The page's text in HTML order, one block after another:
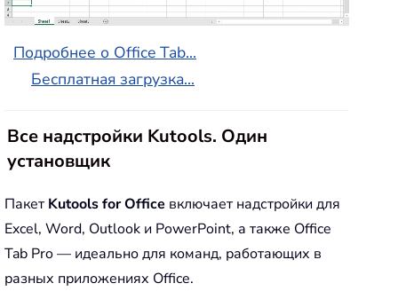
Подробнее о Office Tab...
Бесплатная загрузка...
Все надстройки Kutools. Один
установщик
Пакет Kutools for Office включает надстройки для
Excel, Word, Outlook и PowerPoint, а также Office
Tab Pro — идеально для команд, работающих в
разных приложениях Office.